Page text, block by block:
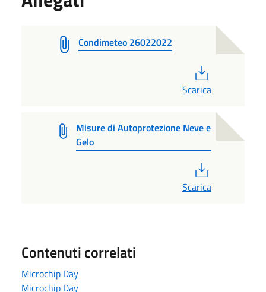
Condimeteo 26022022
Scarica
Misure di Autoprotezione Neve e
Gelo
Scarica
Contenuti correlati
Microchip Day
Microchip Day